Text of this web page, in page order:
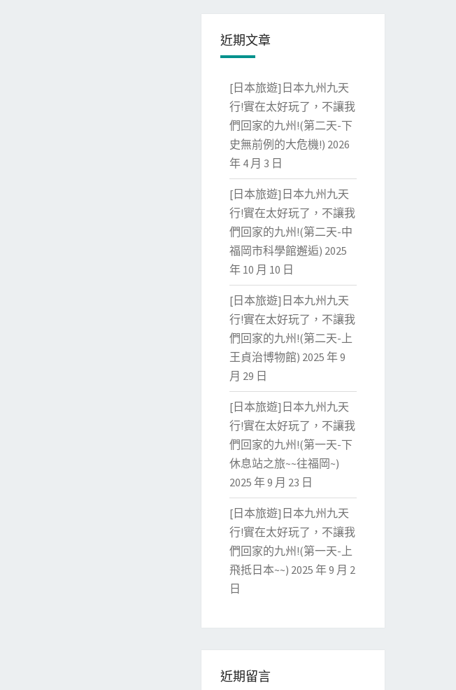
近期文章
[日本旅遊]日本九州九天
行!實在太好玩了，不讓我
們回家的九州!(第二天-下
史無前例的大危機!) 2026
年 4 月 3 日
[日本旅遊]日本九州九天
行!實在太好玩了，不讓我
們回家的九州!(第二天-中
福岡市科學館邂逅) 2025
年 10 月 10 日
[日本旅遊]日本九州九天
行!實在太好玩了，不讓我
們回家的九州!(第二天-上
王貞治博物館) 2025 年 9
月 29 日
[日本旅遊]日本九州九天
行!實在太好玩了，不讓我
們回家的九州!(第一天-下
休息站之旅~~往福岡~)
2025 年 9 月 23 日
[日本旅遊]日本九州九天
行!實在太好玩了，不讓我
們回家的九州!(第一天-上
飛抵日本~~) 2025 年 9 月 2
日
近期留言